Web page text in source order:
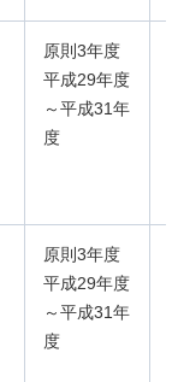
原則3年度
平成29年度
～平成31年
度
原則3年度
平成29年度
～平成31年
度